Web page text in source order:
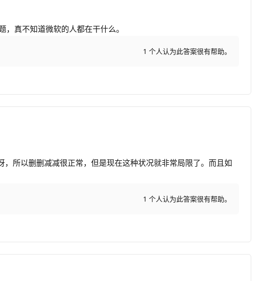
真不知道微软的人都在干什么。
1 个人认为此答案很有帮助。
所以删删减减很正常，但是现在这种状况就非常局限了。而且如
1 个人认为此答案很有帮助。